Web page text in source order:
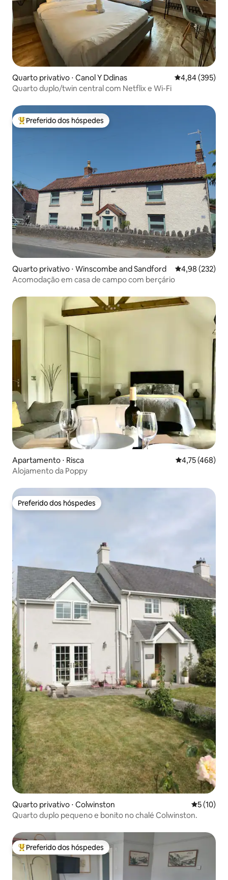
Quarto privativo ⋅ Canol Y Ddinas 4,84 de uma
4,84 (395)
Quarto duplo/twin central com Netflix e Wi-Fi
Entre os melhores preferidos dos hóspedes
Preferido dos hóspedes
Quarto privativo ⋅ Winscombe and Sandford 4,98 de uma
4,98 (232)
Acomodação em casa de campo com berçário
Apartamento ⋅ Risca 4,75 de uma
4,75 (468)
Alojamento da Poppy
Preferido dos hóspedes
Preferido dos hóspedes
Quarto privativo ⋅ Colwinston 5 de uma
5 (10)
Quarto duplo pequeno e bonito no chalé Colwinston.
Entre os melhores preferidos dos hóspedes
Preferido dos hóspedes